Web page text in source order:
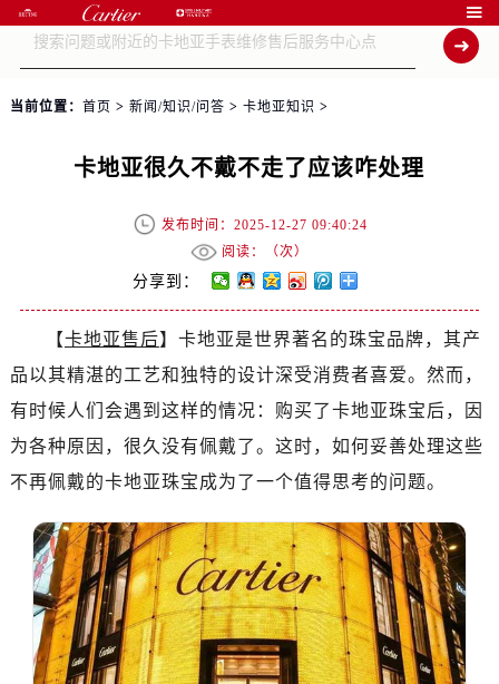

当前位置： 首页 > 新闻/知识/问答 > 卡地亚知识 >
卡地亚很久不戴不走了应该咋处理
发布时间：2025-12-27 09:40:24
阅读：（次）
分享到：
【卡地亚售后】卡地亚是世界著名的珠宝品牌，其产
品以其精湛的工艺和独特的设计深受消费者喜爱。然而，
有时候人们会遇到这样的情况：购买了卡地亚珠宝后，因
为各种原因，很久没有佩戴了。这时，如何妥善处理这些
不再佩戴的卡地亚珠宝成为了一个值得思考的问题。